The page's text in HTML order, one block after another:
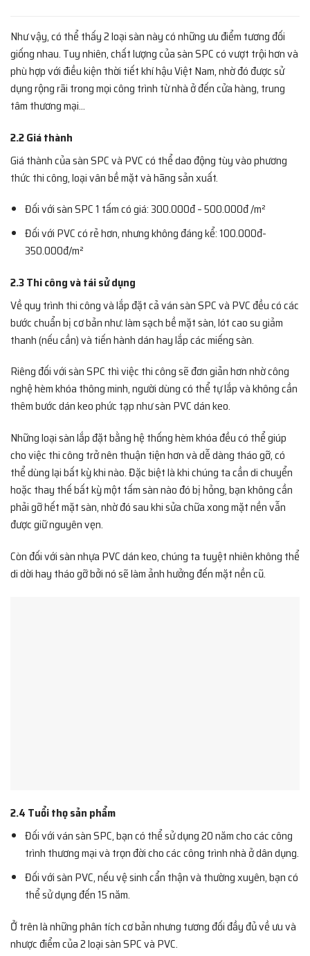
Như vậy, có thể thấy 2 loại sàn này có những ưu điểm tương đối
giống nhau. Tuy nhiên, chất lượng của sàn SPC có vượt trội hơn và
phù hợp với điều kiện thời tiết khí hậu Việt Nam, nhờ đó được sử
dụng rộng rãi trong mọi công trình từ nhà ở đến cửa hàng, trung
tâm thương mại…
2.2 Giá thành
Giá thành của sàn SPC và PVC có thể dao động tùy vào phương
thức thi công, loại vân bề mặt và hãng sản xuất.
Đối với sàn SPC 1 tấm có giá: 300.000đ – 500.000đ /m²
Đối với PVC có rẻ hơn, nhưng không đáng kể: 100.000đ-
350.000đ/m²
2.3 Thi công và tái sử dụng
Về quy trình thi công và lắp đặt cả ván sàn SPC và PVC đều có các
bước chuẩn bị cơ bản như:làm sạch bề mặt sàn, lót cao su giảm
thanh (nếu cần) và tiến hành dán hay lắp các miếng sàn.
Riêng đối với sàn SPC thì việc thi công sẽ đơn giản hơn nhờ công
nghệ hèm khóa thông minh, người dùng có thể tự lắp và không cần
thêm bước dán keo phức tạp như sàn PVC dán keo.
Những loại sàn lắp đặt bằng hệ thống hèm khóa đều có thể giúp
cho việc thi công trở nên thuận tiện hơn và dễ dàng tháo gỡ, có
thể dùng lại bất kỳ khi nào. Đặc biệt là khi chúng ta cần di chuyển
hoặc thay thế bất kỳ một tấm sàn nào đó bị hỏng, bạn không cần
phải gỡ hết mặt sàn, nhờ đó sau khi sửa chữa xong mặt nền vẫn
được giữ nguyên vẹn.
Còn đối với sàn nhựa PVC dán keo, chúng ta tuyệt nhiên không thể
di dời hay tháo gỡ bởi nó sẽ làm ảnh hưởng đến mặt nền cũ.
2.4 Tuổi thọ sản phẩm
Đối với ván sàn SPC, bạn có thể sử dụng 20 năm cho các công
trình thương mại và trọn đời cho các công trình nhà ở dân dụng.
Đối với sàn PVC, nếu vệ sinh cẩn thận và thường xuyên, bạn có
thể sử dụng đến 15 năm.
Ở trên là những phân tích cơ bản nhưng tương đối đầy đủ về ưu và
nhược điểm của 2 loại sàn SPC và PVC.